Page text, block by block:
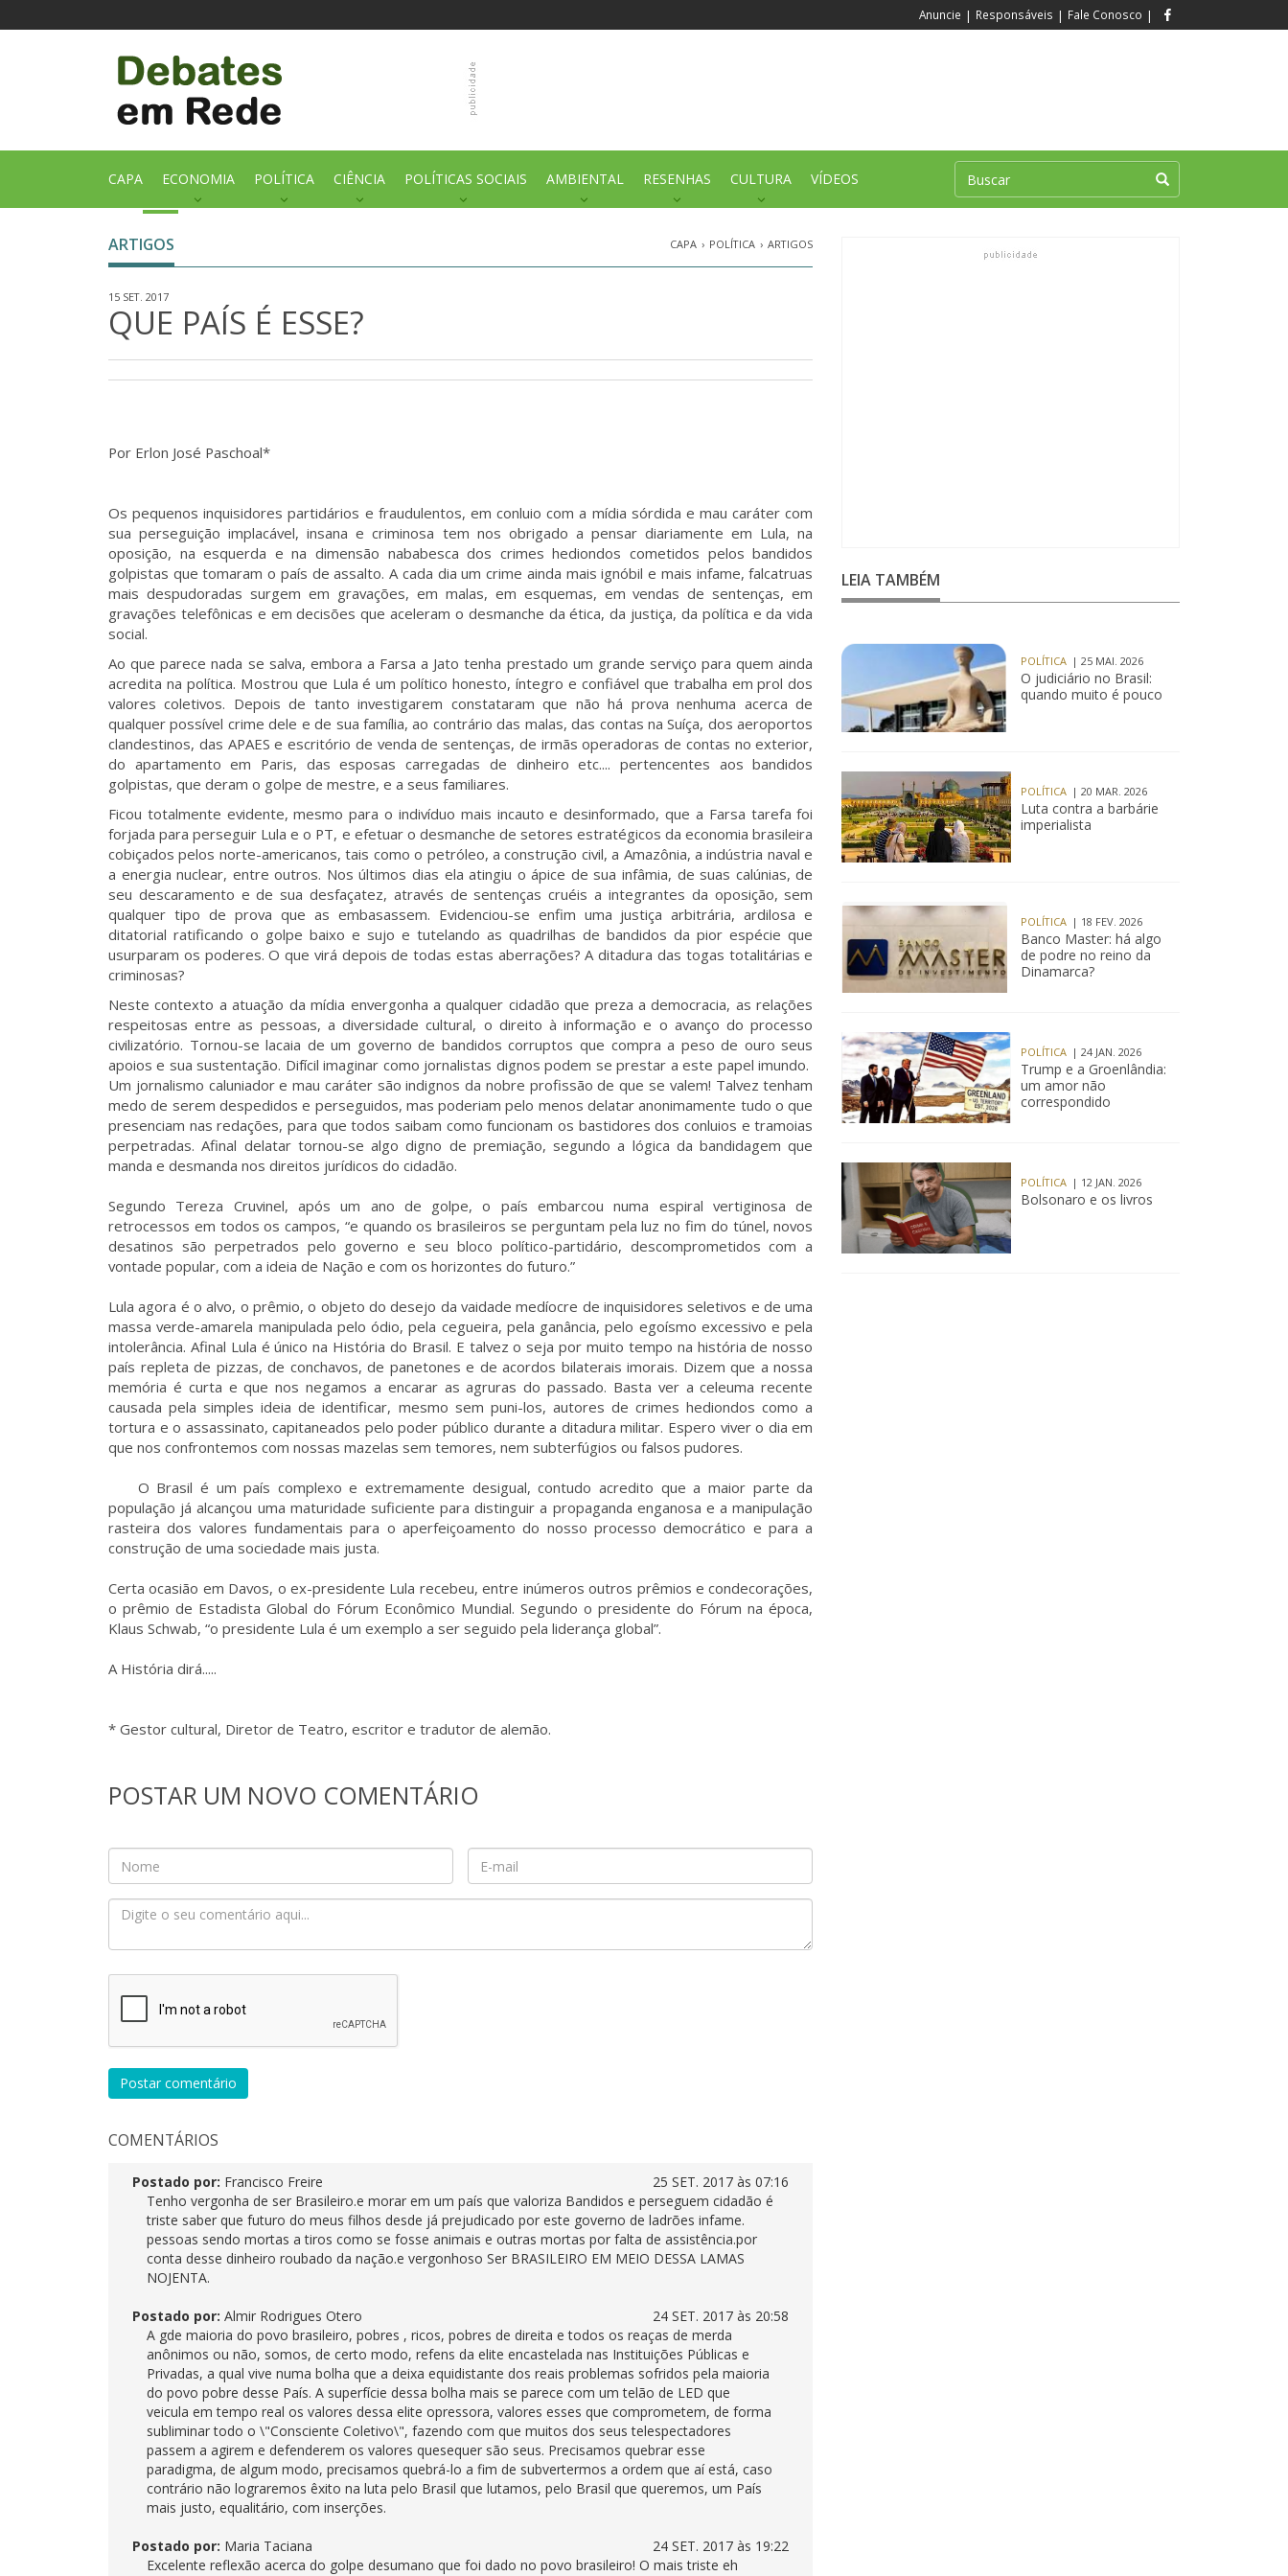
Anuncie | Responsáveis | Fale Conosco |
CAPA ECONOMIA POLÍTICA CIÊNCIA POLÍTICAS SOCIAIS AMBIENTAL RESENHAS CULTURA VÍDEOS
ARTIGOS CAPA › POLÍTICA › ARTIGOS
15 SET. 2017
QUE PAÍS É ESSE?
Por Erlon José Paschoal*
Os pequenos inquisidores partidários e fraudulentos, em conluio com a mídia sórdida e mau caráter com
sua perseguição implacável, insana e criminosa tem nos obrigado a pensar diariamente em Lula, na
oposição, na esquerda e na dimensão nababesca dos crimes hediondos cometidos pelos bandidos
golpistas que tomaram o país de assalto. A cada dia um crime ainda mais ignóbil e mais infame, falcatruas
mais despudoradas surgem em gravações, em malas, em esquemas, em vendas de sentenças, em
gravações telefônicas e em decisões que aceleram o desmanche da ética, da justiça, da política e da vida
social.
Ao que parece nada se salva, embora a Farsa a Jato tenha prestado um grande serviço para quem ainda
acredita na política. Mostrou que Lula é um político honesto, íntegro e confiável que trabalha em prol dos
valores coletivos. Depois de tanto investigarem constataram que não há prova nenhuma acerca de
qualquer possível crime dele e de sua família, ao contrário das malas, das contas na Suíça, dos aeroportos
clandestinos, das APAES e escritório de venda de sentenças, de irmãs operadoras de contas no exterior,
do apartamento em Paris, das esposas carregadas de dinheiro etc.... pertencentes aos bandidos
golpistas, que deram o golpe de mestre, e a seus familiares.
Ficou totalmente evidente, mesmo para o indivíduo mais incauto e desinformado, que a Farsa tarefa foi
forjada para perseguir Lula e o PT, e efetuar o desmanche de setores estratégicos da economia brasileira
cobiçados pelos norte-americanos, tais como o petróleo, a construção civil, a Amazônia, a indústria naval e
a energia nuclear, entre outros. Nos últimos dias ela atingiu o ápice de sua infâmia, de suas calúnias, de
seu descaramento e de sua desfaçatez, através de sentenças cruéis a integrantes da oposição, sem
qualquer tipo de prova que as embasassem. Evidenciou-se enfim uma justiça arbitrária, ardilosa e
ditatorial ratificando o golpe baixo e sujo e tutelando as quadrilhas de bandidos da pior espécie que
usurparam os poderes. O que virá depois de todas estas aberrações? A ditadura das togas totalitárias e
criminosas?
Neste contexto a atuação da mídia envergonha a qualquer cidadão que preza a democracia, as relações
respeitosas entre as pessoas, a diversidade cultural, o direito à informação e o avanço do processo
civilizatório. Tornou-se lacaia de um governo de bandidos corruptos que compra a peso de ouro seus
apoios e sua sustentação. Difícil imaginar como jornalistas dignos podem se prestar a este papel imundo.
Um jornalismo caluniador e mau caráter são indignos da nobre profissão de que se valem! Talvez tenham
medo de serem despedidos e perseguidos, mas poderiam pelo menos delatar anonimamente tudo o que
presenciam nas redações, para que todos saibam como funcionam os bastidores dos conluios e tramoias
perpetradas. Afinal delatar tornou-se algo digno de premiação, segundo a lógica da bandidagem que
manda e desmanda nos direitos jurídicos do cidadão.
Segundo Tereza Cruvinel, após um ano de golpe, o país embarcou numa espiral vertiginosa de
retrocessos em todos os campos, “e quando os brasileiros se perguntam pela luz no fim do túnel, novos
desatinos são perpetrados pelo governo e seu bloco político-partidário, descomprometidos com a
vontade popular, com a ideia de Nação e com os horizontes do futuro.”
Lula agora é o alvo, o prêmio, o objeto do desejo da vaidade medíocre de inquisidores seletivos e de uma
massa verde-amarela manipulada pelo ódio, pela cegueira, pela ganância, pelo egoísmo excessivo e pela
intolerância. Afinal Lula é único na História do Brasil. E talvez o seja por muito tempo na história de nosso
país repleta de pizzas, de conchavos, de panetones e de acordos bilaterais imorais. Dizem que a nossa
memória é curta e que nos negamos a encarar as agruras do passado. Basta ver a celeuma recente
causada pela simples ideia de identificar, mesmo sem puni-los, autores de crimes hediondos como a
tortura e o assassinato, capitaneados pelo poder público durante a ditadura militar. Espero viver o dia em
que nos confrontemos com nossas mazelas sem temores, nem subterfúgios ou falsos pudores.
O Brasil é um país complexo e extremamente desigual, contudo acredito que a maior parte da
população já alcançou uma maturidade suficiente para distinguir a propaganda enganosa e a manipulação
rasteira dos valores fundamentais para o aperfeiçoamento do nosso processo democrático e para a
construção de uma sociedade mais justa.
Certa ocasião em Davos, o ex-presidente Lula recebeu, entre inúmeros outros prêmios e condecorações,
o prêmio de Estadista Global do Fórum Econômico Mundial. Segundo o presidente do Fórum na época,
Klaus Schwab, “o presidente Lula é um exemplo a ser seguido pela liderança global”.
A História dirá.....
* Gestor cultural, Diretor de Teatro, escritor e tradutor de alemão.
POSTAR UM NOVO COMENTÁRIO
Postar comentário
COMENTÁRIOS
Postado por: Francisco Freire
25 SET. 2017 às 07:16
Tenho vergonha de ser Brasileiro.e morar em um país que valoriza Bandidos e perseguem cidadão é
triste saber que futuro do meus filhos desde já prejudicado por este governo de ladrões infame.
pessoas sendo mortas a tiros como se fosse animais e outras mortas por falta de assistência.por
conta desse dinheiro roubado da nação.e vergonhoso Ser BRASILEIRO EM MEIO DESSA LAMAS
NOJENTA.
Postado por: Almir Rodrigues Otero
24 SET. 2017 às 20:58
A gde maioria do povo brasileiro, pobres , ricos, pobres de direita e todos os reaças de merda
anônimos ou não, somos, de certo modo, refens da elite encastelada nas Instituições Públicas e
Privadas, a qual vive numa bolha que a deixa equidistante dos reais problemas sofridos pela maioria
do povo pobre desse País. A superfície dessa bolha mais se parece com um telão de LED que
veicula em tempo real os valores dessa elite opressora, valores esses que comprometem, de forma
subliminar todo o \"Consciente Coletivo\", fazendo com que muitos dos seus telespectadores
passem a agirem e defenderem os valores quesequer são seus. Precisamos quebrar esse
paradigma, de algum modo, precisamos quebrá-lo a fim de subvertermos a ordem que aí está, caso
contrário não lograremos êxito na luta pelo Brasil que lutamos, pelo Brasil que queremos, um País
mais justo, equalitário, com inserções.
Postado por: Maria Taciana
24 SET. 2017 às 19:22
Excelente reflexão acerca do golpe desumano que foi dado no povo brasileiro! O mais triste eh
LEIA TAMBÉM
POLÍTICA | 25 MAI. 2026
O judiciário no Brasil:
quando muito é pouco
POLÍTICA | 20 MAR. 2026
Luta contra a barbárie
imperialista
POLÍTICA | 18 FEV. 2026
Banco Master: há algo
de podre no reino da
Dinamarca?
POLÍTICA | 24 JAN. 2026
Trump e a Groenlândia:
um amor não
correspondido
POLÍTICA | 12 JAN. 2026
Bolsonaro e os livros